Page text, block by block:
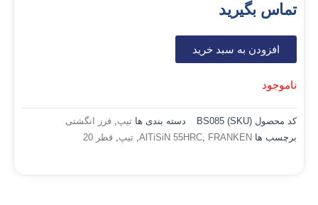
تماس بگیرید
افزودن به سبد خرید
ناموجود
کد محصول (SKU) BS085 دسته بندی ها تیپ, فرز انگشتی
برچسب ها
AlTiSiN 55HRC, FRANKEN
, تیپ, قطر 20